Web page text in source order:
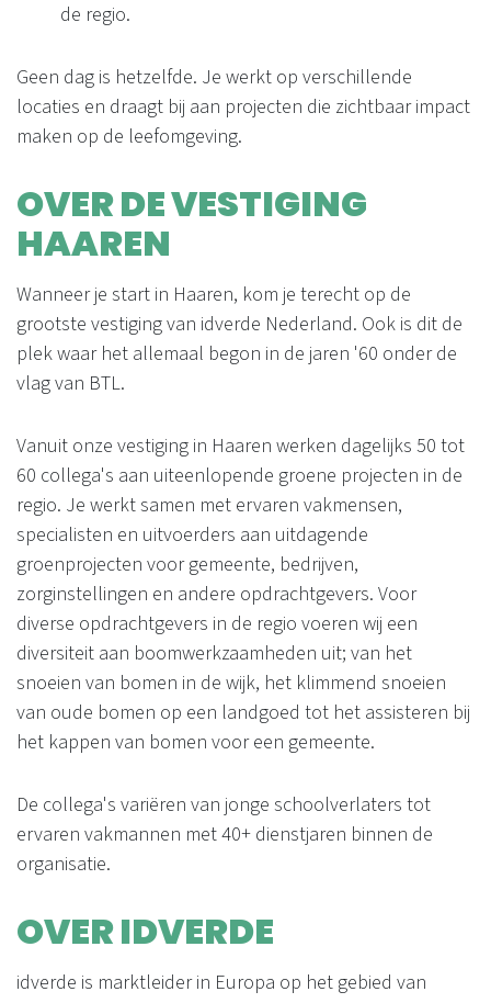
de regio.
Geen dag is hetzelfde. Je werkt op verschillende
locaties en draagt bij aan projecten die zichtbaar impact
maken op de leefomgeving.
OVER DE VESTIGING
HAAREN
Wanneer je start in Haaren, kom je terecht op de
grootste vestiging van idverde Nederland. Ook is dit de
plek waar het allemaal begon in de jaren '60 onder de
vlag van BTL.
Vanuit onze vestiging in Haaren werken dagelijks 50 tot
60 collega's aan uiteenlopende groene projecten in de
regio. Je werkt samen met ervaren vakmensen,
specialisten en uitvoerders aan uitdagende
groenprojecten voor gemeente, bedrijven,
zorginstellingen en andere opdrachtgevers. Voor
diverse opdrachtgevers in de regio voeren wij een
diversiteit aan boomwerkzaamheden uit; van het
snoeien van bomen in de wijk, het klimmend snoeien
van oude bomen op een landgoed tot het assisteren bij
het kappen van bomen voor een gemeente.
De collega's variëren van jonge schoolverlaters tot
ervaren vakmannen met 40+ dienstjaren binnen de
organisatie.
OVER IDVERDE
idverde is marktleider in Europa op het gebied van